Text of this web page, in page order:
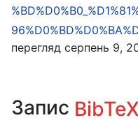
перегляд серпень 9,
Запис BibTeX